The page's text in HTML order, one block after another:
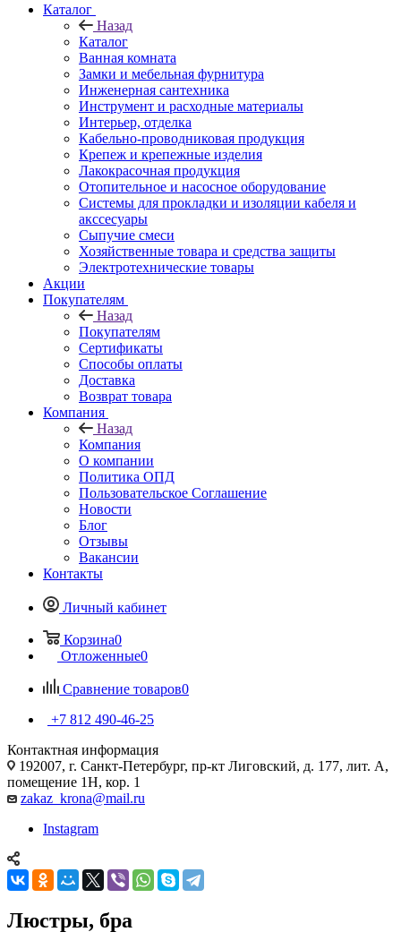
Каталог
Назад
Каталог
Ванная комната
Замки и мебельная фурнитура
Инженерная сантехника
Инструмент и расходные материалы
Интерьер, отделка
Кабельно-проводниковая продукция
Крепеж и крепежные изделия
Лакокрасочная продукция
Отопительное и насосное оборудование
Системы для прокладки и изоляции кабеля и
акссесуары
Сыпучие смеси
Хозяйственные товара и средства защиты
Электротехнические товары
Акции
Покупателям
Назад
Покупателям
Сертификаты
Способы оплаты
Доставка
Возврат товара
Компания
Назад
Компания
О компании
Политика ОПД
Пользовательское Соглашение
Новости
Блог
Отзывы
Вакансии
Контакты
Личный кабинет
Корзина0
Отложенные0
Сравнение товаров0
+7 812 490-46-25
Контактная информация
192007, г. Санкт-Петербург, пр-кт Лиговский, д. 177, лит. А,
помещение 1Н, кор. 1
zakaz_krona@mail.ru
Instagram
Люстры, бра